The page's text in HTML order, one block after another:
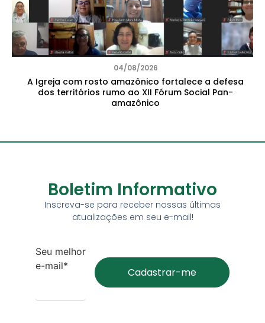
04/08/2026
A Igreja com rosto amazônico fortalece a defesa
dos territórios rumo ao XII Fórum Social Pan-
amazônico
Boletim Informativo
Inscreva-se para receber nossas últimas
atualizações em seu e-mail!
Seu melhor
e-mail*